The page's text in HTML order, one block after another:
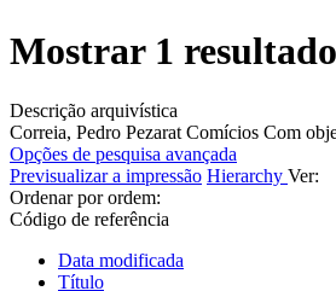
Mostrar 1
Descrição arquivística
Correia, Pedro Pezarat Comícios Com
Opções de pesquisa avançada
Previsualizar a impressão Hierarchy Ver:
Ordenar por ordem:
Código de referência
Data modificada
Título